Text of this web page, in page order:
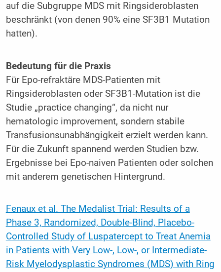
auf die Subgruppe MDS mit Ringsideroblasten
beschränkt (von denen 90% eine SF3B1 Mutation
hatten).
Bedeutung für die Praxis
Für Epo-refraktäre MDS-Patienten mit
Ringsideroblasten oder SF3B1-Mutation ist die
Studie „practice changing“, da nicht nur
hematologic improvement, sondern stabile
Transfusionsunabhängigkeit erzielt werden kann.
Für die Zukunft spannend werden Studien bzw.
Ergebnisse bei Epo-naiven Patienten oder solchen
mit anderem genetischen Hintergrund.
Fenaux et al. The Medalist Trial: Results of a
Phase 3, Randomized, Double-Blind, Placebo-
Controlled Study of Luspatercept to Treat Anemia
in Patients with Very Low-, Low-, or Intermediate-
Risk Myelodysplastic Syndromes (MDS) with Ring